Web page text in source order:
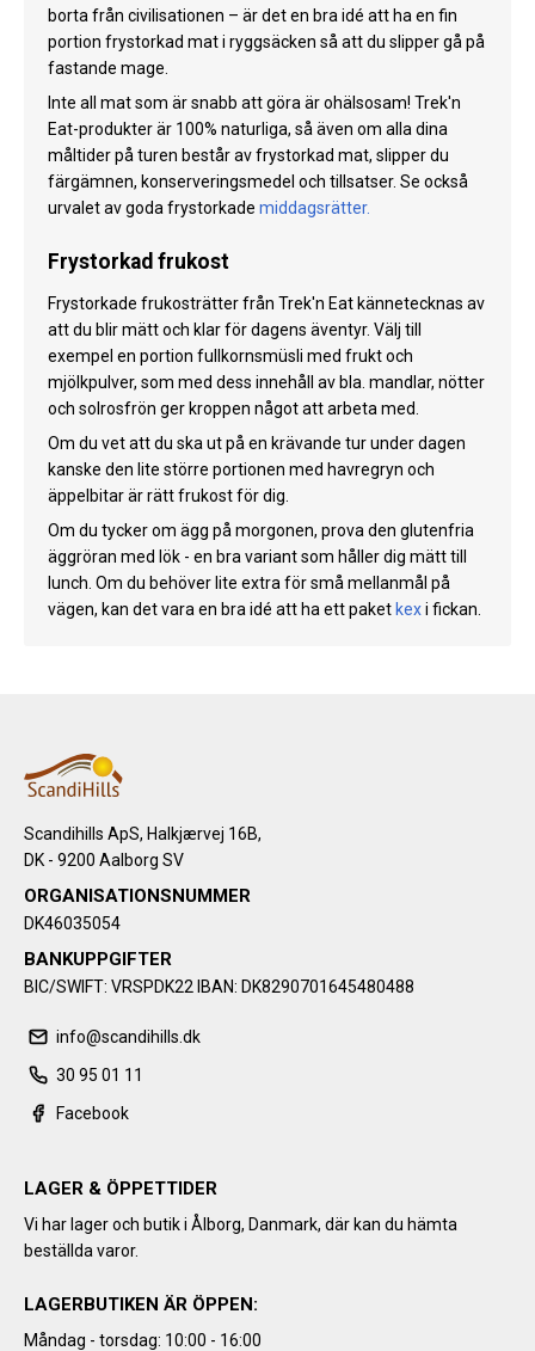
borta från civilisationen – är det en bra idé att ha en fin
portion frystorkad mat i ryggsäcken så att du slipper gå på
fastande mage.
Inte all mat som är snabb att göra är ohälsosam! Trek'n
Eat-produkter är 100% naturliga, så även om alla dina
måltider på turen består av frystorkad mat, slipper du
färgämnen, konserveringsmedel och tillsatser. Se också
urvalet av goda frystorkade middagsrätter.
Frystorkad frukost
Frystorkade frukosträtter från Trek'n Eat kännetecknas av
att du blir mätt och klar för dagens äventyr. Välj till
exempel en portion fullkornsmüsli med frukt och
mjölkpulver, som med dess innehåll av bla. mandlar, nötter
och solrosfrön ger kroppen något att arbeta med.
Om du vet att du ska ut på en krävande tur under dagen
kanske den lite större portionen med havregryn och
äppelbitar är rätt frukost för dig.
Om du tycker om ägg på morgonen, prova den glutenfria
äggröran med lök - en bra variant som håller dig mätt till
lunch. Om du behöver lite extra för små mellanmål på
vägen, kan det vara en bra idé att ha ett paket kexi fickan.
Scandihills ApS, Halkjærvej 16B,
DK - 9200 Aalborg SV
ORGANISATIONSNUMMER
DK46035054
BANKUPPGIFTER
BIC/SWIFT: VRSPDK22 IBAN: DK8290701645480488
info@scandihills.dk
30 95 01 11
Facebook
LAGER & ÖPPETTIDER
Vi har lager och butik i Ålborg, Danmark, där kan du hämta
beställda varor.
LAGERBUTIKEN ÄR ÖPPEN:
Måndag - torsdag: 10:00 - 16:00